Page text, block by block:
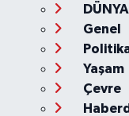
DÜNYA
Genel
Yaşam
Çevre